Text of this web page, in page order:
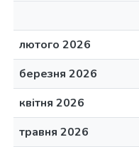
лютого 2026
березня 2026
квітня 2026
травня 2026